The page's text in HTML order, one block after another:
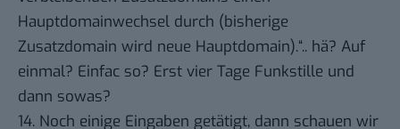
Hauptdomainwechsel durch (bisherige
Zusatzdomain wird neue Hauptdomain).“.. hä? Auf
einmal? Einfac so? Erst vier Tage Funkstille und
dann sowas?
14. Noch einige Eingaben getätigt, dann schauen wir